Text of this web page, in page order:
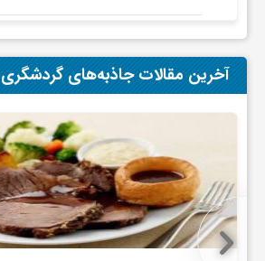
آخرین مقالات جاذبه‌های گردشگری